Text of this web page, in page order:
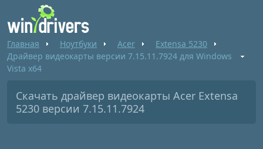
Главная Ноутбуки Acer
Extensa 5230
Драйвер видеокарты версии 7.15.11.7924 для Windows
Vista x64
Скачать драйвер видеокарты Acer Extensa
5230 версии 7.15.11.7924